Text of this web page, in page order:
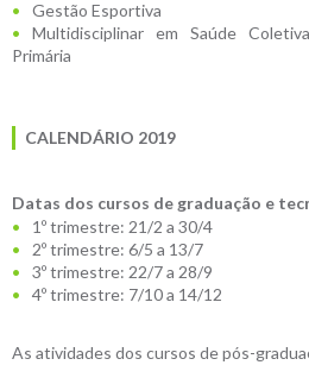
Gestão Esportiva
Multidisciplinar em Saúde
Primária
CALENDÁRIO 2019
Datas dos cursos de graduação e
1º trimestre: 21/2 a 30/4
2º trimestre: 6/5 a 13/7
3º trimestre: 22/7 a 28/9
4º trimestre: 7/10 a 14/12
As atividades dos cursos de pós-